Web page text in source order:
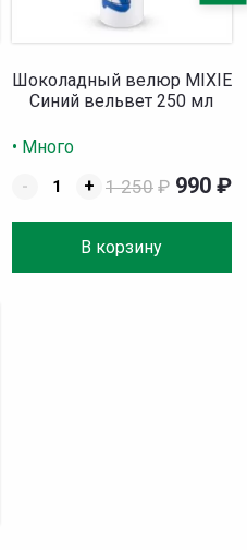
Шоколадный велюр MIXIE
Синий вельвет 250 мл
• Много
-
+
В корзину
1 250 ₽ 990 ₽